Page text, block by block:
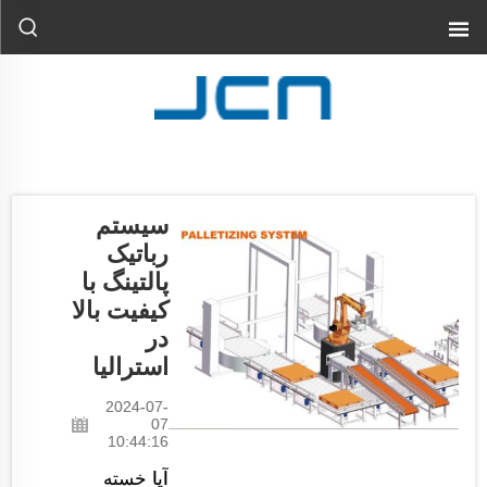
سیستم
رباتیک
پالتینگ با
کیفیت بالا
در
استرالیا
2024-07-
07
10:44:16
آیا خسته